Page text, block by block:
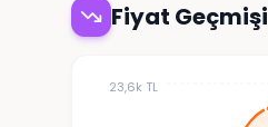
Fiyat Geçmişi
23,6k TL